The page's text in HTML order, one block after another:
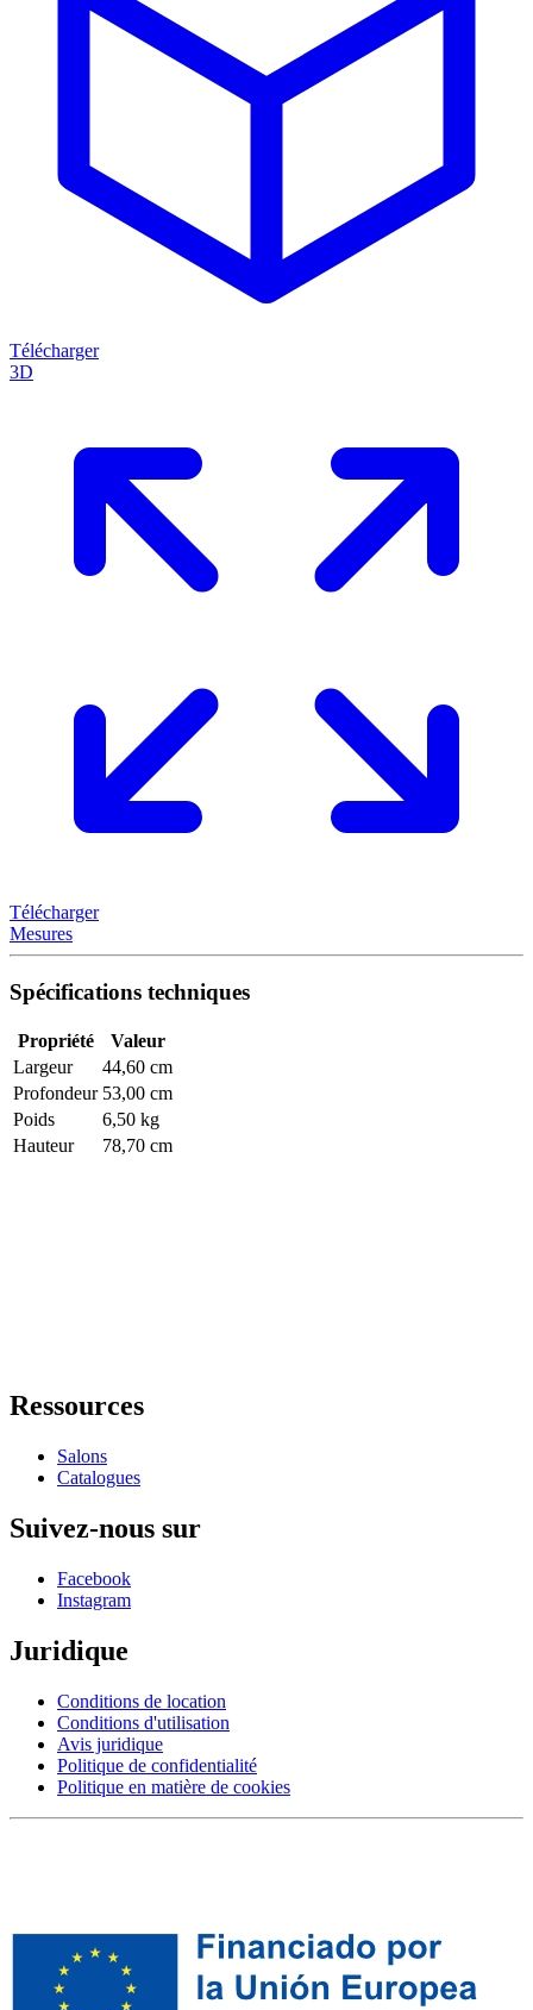
Télécharger
3D
Télécharger
Mesures
Spécifications techniques
Propriété
Valeur
Largeur
44,60 cm
Profondeur 53,00 cm
Poids
6,50 kg
Hauteur
78,70 cm
Ressources
Salons
Catalogues
Suivez-nous sur
Facebook
Instagram
Juridique
Conditions de location
Conditions d'utilisation
Avis juridique
Politique de confidentialité
Politique en matière de cookies